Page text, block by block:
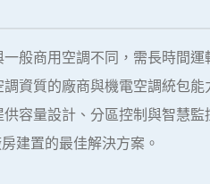
般商用空調不同，需長時間
資質的廠商與機電空調統包
容量設計、分區控制與智慧
建置的最佳解決方案。